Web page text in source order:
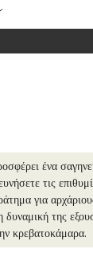
ένα
τις
για
δυναμική της
κρεβατοκάμαρα.